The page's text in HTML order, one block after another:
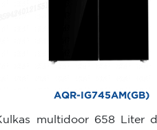
AQR-IG745AM(GB)
multidoor 658 Liter